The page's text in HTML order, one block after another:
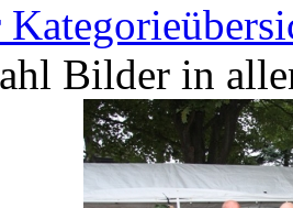
Bilder in